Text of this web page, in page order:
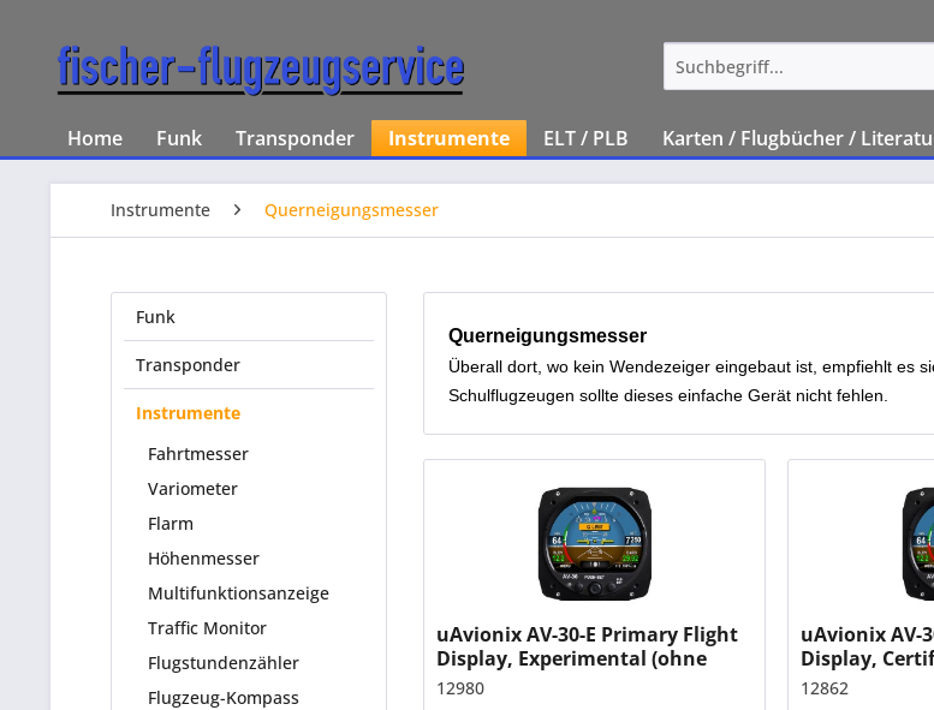
Home Funk Transponder Instrumente ELT / PLB Karten / Flugbücher /
Instrumente Querneigungsmesser
Funk
Transponder
Instrumente
Fahrtmesser
Variometer
Flarm
Höhenmesser
Multifunktionsanzeige
Traffic Monitor
Flugstundenzähler
Flugzeug-Kompass
Querneigungsmesser
Überall dort, wo kein Wendezeiger eingebaut ist, empfiehlt es
Schulflugzeugen sollte dieses einfache Gerät nicht fehlen.
uAvionix AV-30-E Primary Flight
Display, Experimental (ohne
EASA-Zulassung)
12980
uAvionix AV-
Display,
Zulassung
12862